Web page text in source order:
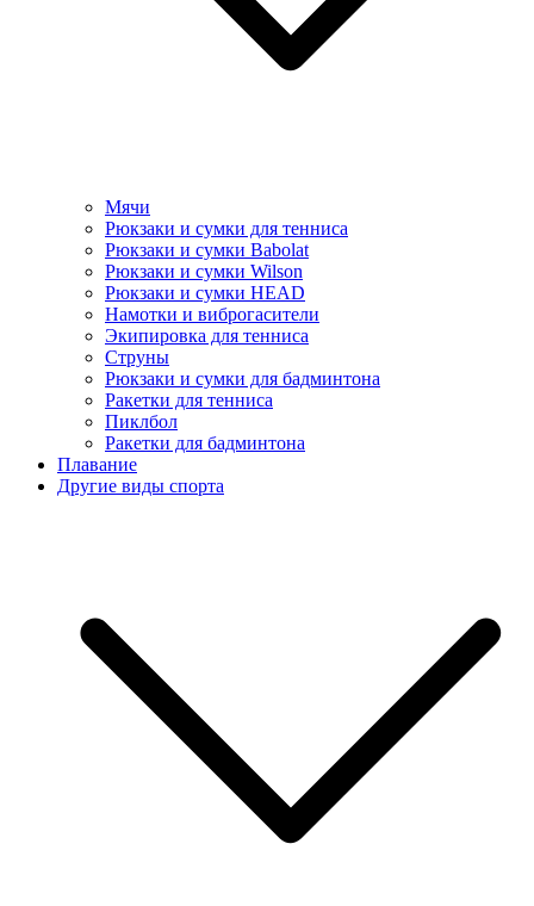
Мячи
Рюкзаки и сумки для тенниса
Рюкзаки и сумки Babolat
Рюкзаки и сумки Wilson
Рюкзаки и сумки HEAD
Намотки и виброгасители
Экипировка для тенниса
Струны
Рюкзаки и сумки для бадминтона
Ракетки для тенниса
Пиклбол
Ракетки для бадминтона
Плавание
Другие виды спорта